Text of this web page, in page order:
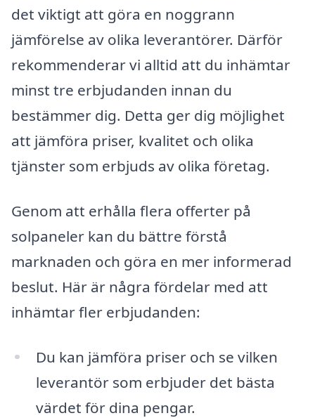
det viktigt att göra en noggrann
jämförelse av olika leverantörer. Därför
rekommenderar vi alltid att du inhämtar
minst tre erbjudanden innan du
bestämmer dig. Detta ger dig möjlighet
att jämföra priser, kvalitet och olika
tjänster som erbjuds av olika företag.
Genom att erhålla flera offerter på
solpaneler kan du bättre förstå
marknaden och göra en mer informerad
beslut. Här är några fördelar med att
inhämtar fler erbjudanden:
Du kan jämföra priser och se vilken
leverantör som erbjuder det bästa
värdet för dina pengar.